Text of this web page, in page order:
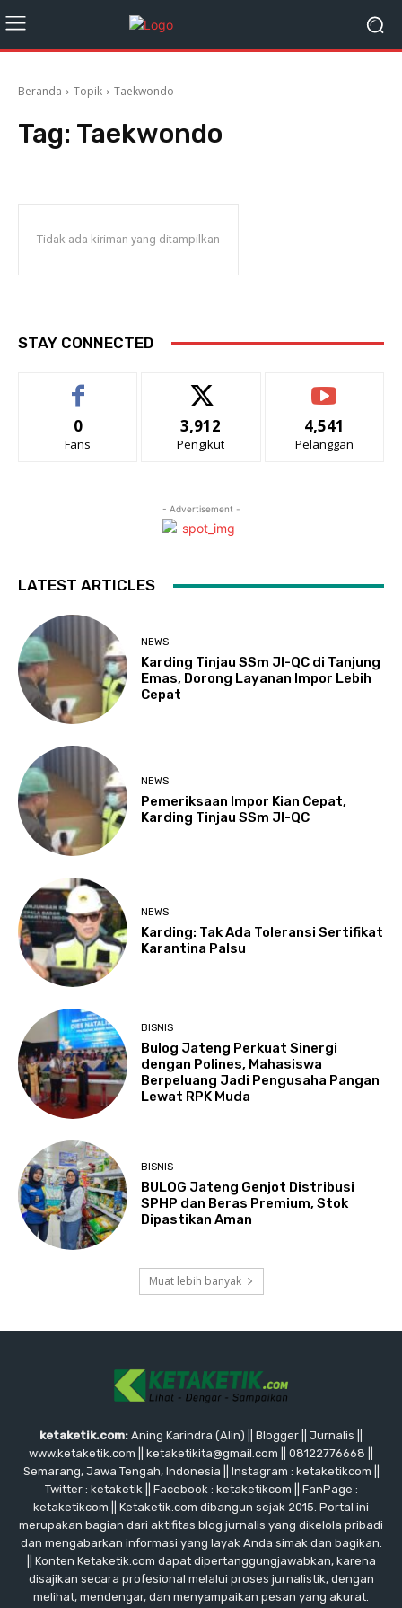
Beranda Topik Taekwondo
Tag: Taekwondo
Tidak ada kiriman yang ditampilkan
STAY CONNECTED
0
Fans
3,912
Pengikut
4,541
Pelanggan
- Advertisement -
LATEST ARTICLES
NEWS
Karding Tinjau SSm JI-QC di Tanjung
Emas, Dorong Layanan Impor Lebih
Cepat
NEWS
Pemeriksaan Impor Kian Cepat,
Karding Tinjau SSm JI-QC
NEWS
Karding: Tak Ada Toleransi Sertifikat
Karantina Palsu
BISNIS
Bulog Jateng Perkuat Sinergi
dengan Polines, Mahasiswa
Berpeluang Jadi Pengusaha Pangan
Lewat RPK Muda
BISNIS
BULOG Jateng Genjot Distribusi
SPHP dan Beras Premium, Stok
Dipastikan Aman
Muat lebih banyak
ketaketik.com: Aning Karindra (Alin) || Blogger || Jurnalis ||
www.ketaketik.com || ketaketikita@gmail.com || 08122776668 ||
Semarang, Jawa Tengah, Indonesia || Instagram : ketaketikcom ||
Twitter : ketaketik || Facebook : ketaketikcom || FanPage :
ketaketikcom || Ketaketik.com dibangun sejak 2015. Portal ini
merupakan bagian dari aktifitas blog jurnalis yang dikelola pribadi
dan mengabarkan informasi yang layak Anda simak dan bagikan.
|| Konten Ketaketik.com dapat dipertanggungjawabkan, karena
disajikan secara profesional melalui proses jurnalistik, dengan
melihat, mendengar, dan menyampaikan pesan yang akurat.